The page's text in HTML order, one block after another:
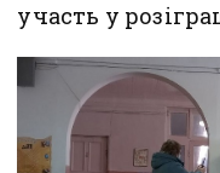
участь у